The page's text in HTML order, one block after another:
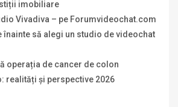
imobiliare
Vivadiva – pe Forumvideochat.com
să alegi un studio de videochat
operația de cancer de colon
realități și perspective 2026